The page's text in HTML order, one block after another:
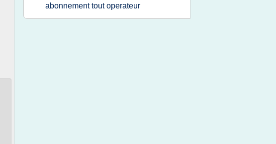
abonnement tout operateur